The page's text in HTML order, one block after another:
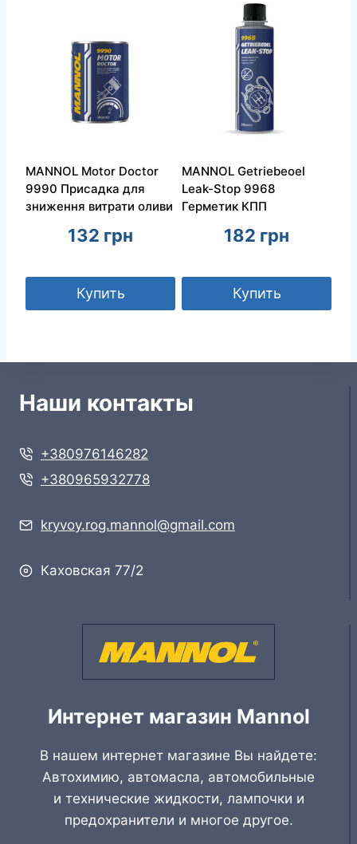
MANNOL Motor Doctor
9990 Присадка для
зниження витрати оливи
132 грн
Купить
MANNOL Getriebeoel
Leak-Stop 9968
Герметик КПП
182 грн
Купить
Наши контакты
+380976146282
+380965932778
kryvoy.rog.mannol@gmail.com
Каховская 77/2
Интернет магазин Mannol
В нашем интернет магазине Вы найдете:
Автохимию, автомасла, автомобильные
и технические жидкости, лампочки и
предохранители и многое другое.